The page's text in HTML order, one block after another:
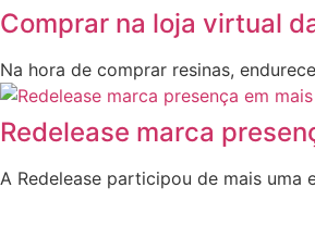
Comprar na loja virtual
Na hora de comprar resinas,
Redelease marca
A Redelease participou de mais